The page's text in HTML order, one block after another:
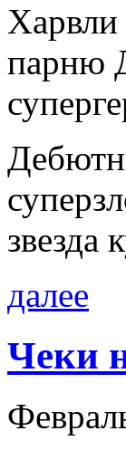
парню
звезда
далее
Чеки